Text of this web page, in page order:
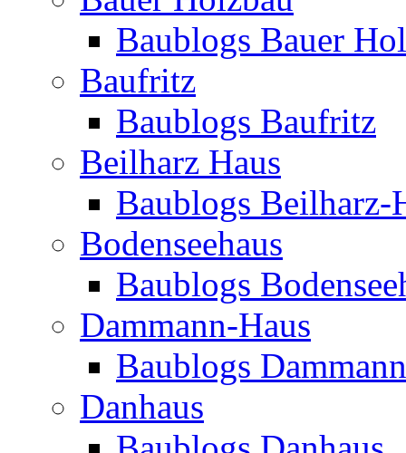
Baublogs Bauer
Baufritz
Baublogs Baufritz
Beilharz Haus
Baublogs Beilharz-
Bodenseehaus
Baublogs
Dammann-Haus
Baublogs
Danhaus